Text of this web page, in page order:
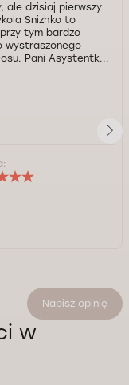
ale dzisiaj pierwszy
Snizhko to
tym bardzo
wystraszonego
Pani Asystentk...
Napisz opinię
w